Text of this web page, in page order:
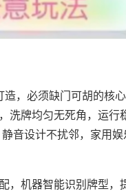
造，必须缺门可胡的核
洗牌均匀无死角，运行
音设计不扰邻，家用娱
，机器智能识别牌型，